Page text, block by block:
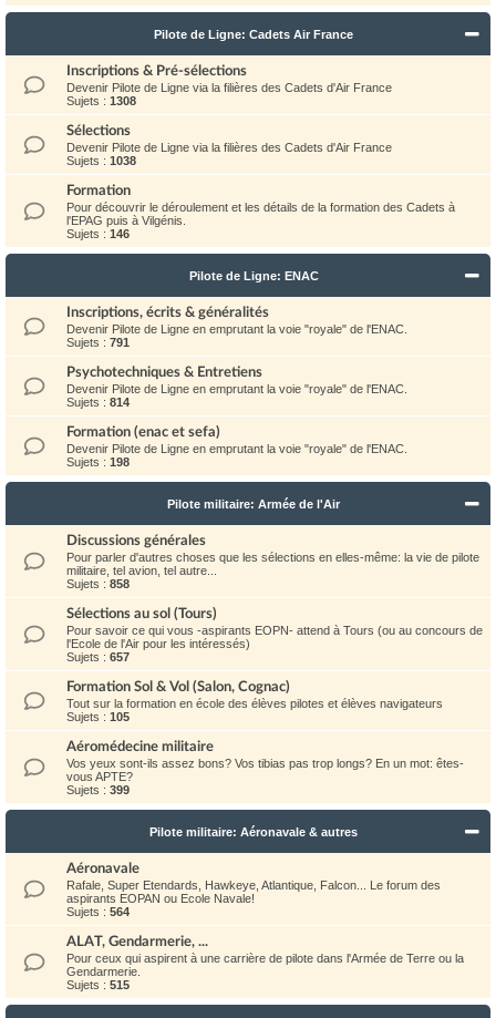
Pilote de Ligne: Cadets Air France
Inscriptions & Pré-sélections
Devenir Pilote de Ligne via la filières des Cadets d'Air France
Sujets : 1308
Sélections
Devenir Pilote de Ligne via la filières des Cadets d'Air France
Sujets : 1038
Formation
Pour découvrir le déroulement et les détails de la formation des Cadets à
l'EPAG puis à Vilgénis.
Sujets : 146
Pilote de Ligne: ENAC
Inscriptions, écrits & généralités
Devenir Pilote de Ligne en emprutant la voie "royale" de l'ENAC.
Sujets : 791
Psychotechniques & Entretiens
Devenir Pilote de Ligne en emprutant la voie "royale" de l'ENAC.
Sujets : 814
Formation (enac et sefa)
Devenir Pilote de Ligne en emprutant la voie "royale" de l'ENAC.
Sujets : 198
Pilote militaire: Armée de l'Air
Discussions générales
Pour parler d'autres choses que les sélections en elles-même: la vie de pilote
militaire, tel avion, tel autre...
Sujets : 858
Sélections au sol (Tours)
Pour savoir ce qui vous -aspirants EOPN- attend à Tours (ou au concours de
l'Ecole de l'Air pour les intéressés)
Sujets : 657
Formation Sol & Vol (Salon, Cognac)
Tout sur la formation en école des élèves pilotes et élèves navigateurs
Sujets : 105
Aéromédecine militaire
Vos yeux sont-ils assez bons? Vos tibias pas trop longs? En un mot: êtes-
vous APTE?
Sujets : 399
Pilote militaire: Aéronavale & autres
Aéronavale
Rafale, Super Etendards, Hawkeye, Atlantique, Falcon... Le forum des
aspirants EOPAN ou Ecole Navale!
Sujets : 564
ALAT, Gendarmerie, ...
Pour ceux qui aspirent à une carrière de pilote dans l'Armée de Terre ou la
Gendarmerie.
Sujets : 515